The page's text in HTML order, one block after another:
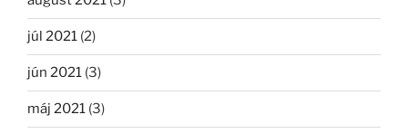
júl 2021 (2)
jún 2021 (3)
máj 2021 (3)